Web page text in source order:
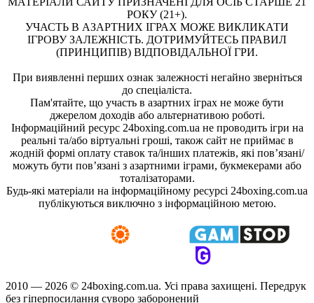
РОКУ (21+).
УЧАСТЬ В АЗАРТНИХ ІГРАХ МОЖЕ ВИКЛИКАТИ
ІГРОВУ ЗАЛЕЖНІСТЬ. ДОТРИМУЙТЕСЬ ПРАВИЛ
(ПРИНЦИПІВ) ВІДПОВІДАЛЬНОЇ ГРИ.
При виявленні перших ознак залежності негайно зверніться
до спеціаліста.
Пам'ятайте, що участь в азартних іграх не може бути
джерелом доходів або альтернативою роботі.
Інформаційний ресурс 24boxing.com.ua не проводить ігри на
реальні та/або віртуальні гроші, також сайт не приймає в
жодній формі оплату ставок та/інших платежів, які пов’язані/
можуть бути пов’язані з азартними іграми, букмекерами або
тоталізаторами.
Будь-які матеріали на інформаційному ресурсі 24boxing.com.ua
публікуються виключно з інформаційною метою.
2010 — 2026 © 24boxing.com.ua. Усi права захищенi. Передрук
без гіперпосилання суворо заборонений